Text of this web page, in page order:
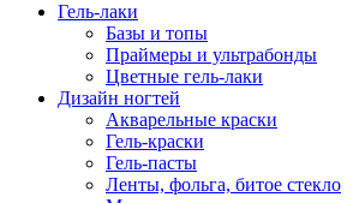
Гель-лаки
Базы и топы
Праймеры и ультрабонды
Цветные гель-лаки
Дизайн ногтей
Акварельные краски
Гель-краски
Гель-пасты
Ленты, фольга, битое стекло